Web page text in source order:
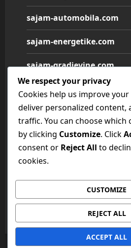
sajam-automobila.com
sajam-energetike.com
sajam-gradjevine.com
sajam-medicine.com
sajam-namestaja.com
sajam-poljoprivrede.com
sajam-tehnike.com
sajam-turizma.com
sajam-vina.com
We respect your privacy
Cookies help us improve your
deliver personalized content,
traffic. You can choose which
by clicking Customize. Click
consent or Reject All to
cookies.
CUSTOMIZE
REJECT ALL
ACCEPT ALL